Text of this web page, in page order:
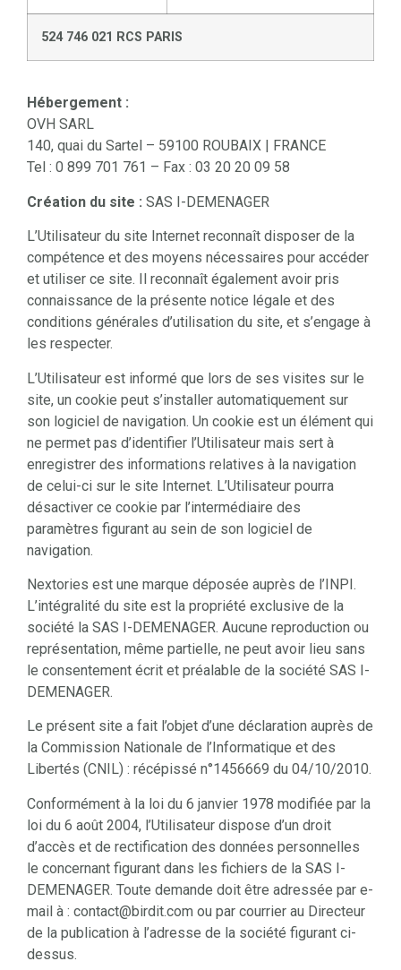
524 746 021 RCS PARIS
Hébergement :
OVH SARL
140, quai du Sartel – 59100 ROUBAIX | FRANCE
Tel : 0 899 701 761 – Fax : 03 20 20 09 58
Création du site : SAS I-DEMENAGER
L’Utilisateur du site Internet reconnaît disposer de la
compétence et des moyens nécessaires pour accéder
et utiliser ce site. Il reconnaît également avoir pris
connaissance de la présente notice légale et des
conditions générales d’utilisation du site, et s’engage à
les respecter.
L’Utilisateur est informé que lors de ses visites sur le
site, un cookie peut s’installer automatiquement sur
son logiciel de navigation. Un cookie est un élément qui
ne permet pas d’identifier l’Utilisateur mais sert à
enregistrer des informations relatives à la navigation
de celui-ci sur le site Internet. L’Utilisateur pourra
désactiver ce cookie par l’intermédiaire des
paramètres figurant au sein de son logiciel de
navigation.
Nextories est une marque déposée auprès de l’INPI.
L’intégralité du site est la propriété exclusive de la
société la SAS I-DEMENAGER. Aucune reproduction ou
représentation, même partielle, ne peut avoir lieu sans
le consentement écrit et préalable de la société SAS I-
DEMENAGER.
Le présent site a fait l’objet d’une déclaration auprès de
la Commission Nationale de l’Informatique et des
Libertés (CNIL) : récépissé n°1456669 du 04/10/2010.
Conformément à la loi du 6 janvier 1978 modifiée par la
loi du 6 août 2004, l’Utilisateur dispose d’un droit
d’accès et de rectification des données personnelles
le concernant figurant dans les fichiers de la SAS I-
DEMENAGER. Toute demande doit être adressée par e-
mail à : contact@birdit.com ou par courrier au Directeur
de la publication à l’adresse de la société figurant ci-
dessus.